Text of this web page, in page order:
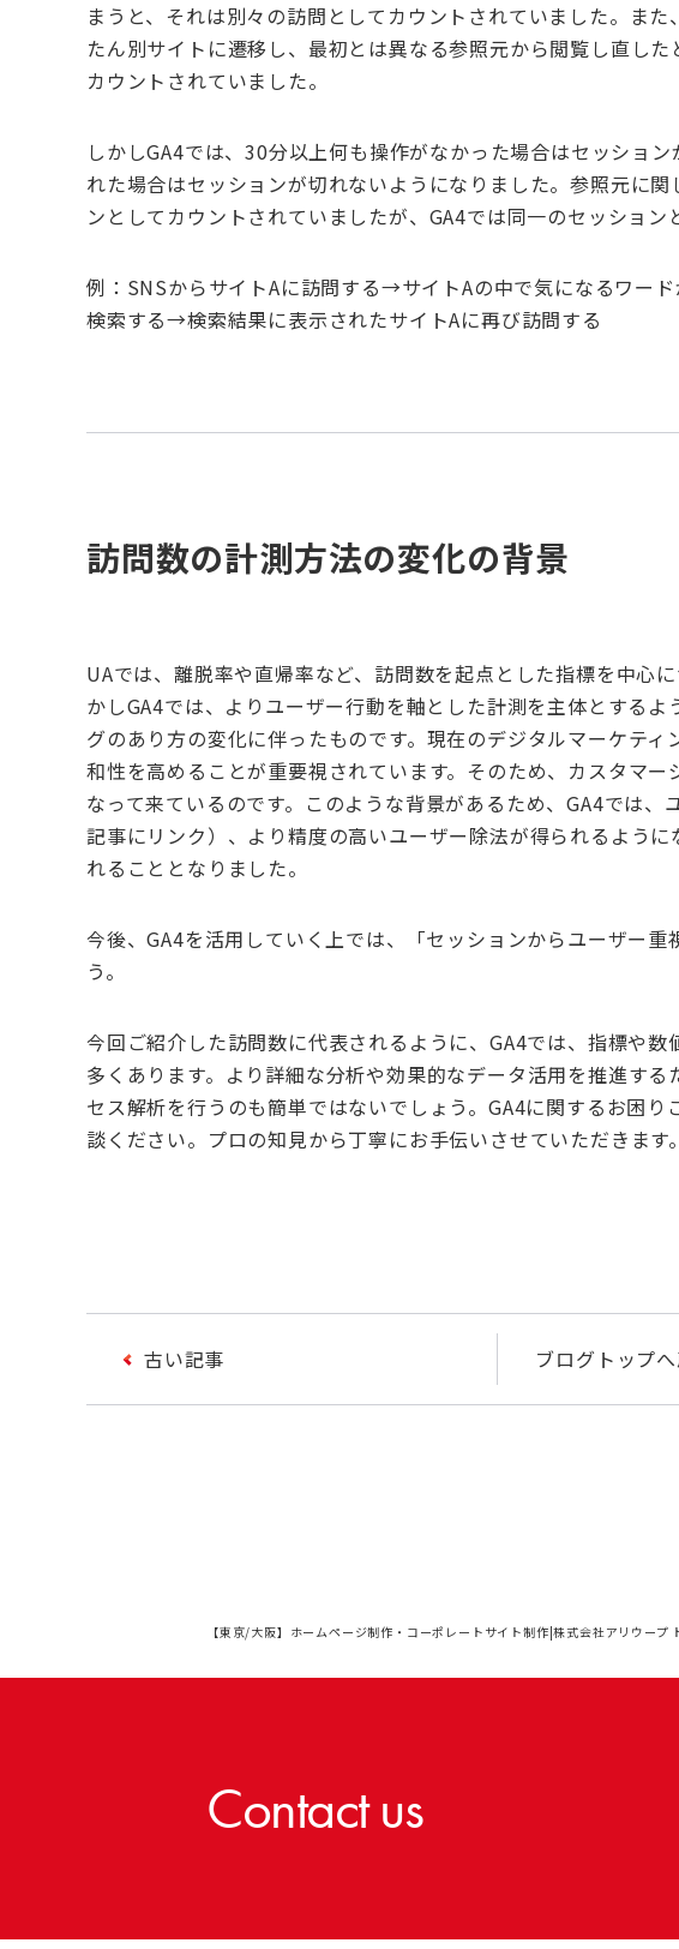
まうと、それは別々の訪問としてカウントされていました。ま
たん別サイトに遷移し、最初とは異なる参照元から閲覧し直し
カウントされていました。
しかしGA4では、30分以上何も操作がなかった場合はセッショ
れた場合はセッションが切れないようになりました。参照元に関
ンとしてカウントされていましたが、 GA4では同一のセッション
例： SNSからサイトAに訪問する→サイトAの中で気になるワー
検索する→検索結果に表示されたサイトAに再び訪問する
訪問数の計測方法の変化の背景
UAでは、離脱率や直帰率など、訪問数を起点とした指標を中心
かしGA4では、よりユーザー行動を軸とした計測を主体とする
グのあり方の変化に伴ったものです。現在のデジタルマーケテ
和性を高めることが重要視されています。そのため、カスタマ
なって来ているのです。このような背景があるため、GA4では、
記事にリンク） 、より精度の高いユーザー除法が得られるよう
れることとなりました。
今後、GA4を活用していく上では、「セッションからユーザー
う。
今回ご紹介した訪問数に代表されるように、 GA4では、指標や数
多くあります。より詳細な分析や効果的なデータ活用を推進す
セス解析を行うのも簡単ではないでしょう。 GA4に関するお困り
談ください。プロの知見から丁寧にお手伝いさせていただきます。
古い記事 ブログトップ
【東京/大阪】ホームページ制作・コーポレートサイト制作|株式会社アリウープ
Contact us